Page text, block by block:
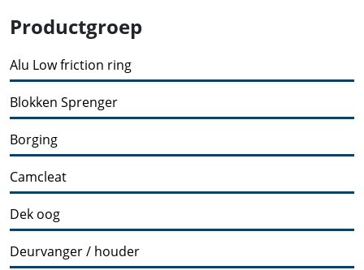
Productgroep
Alu Low friction ring
Blokken Sprenger
Borging
Camcleat
Dek oog
Deurvanger / houder